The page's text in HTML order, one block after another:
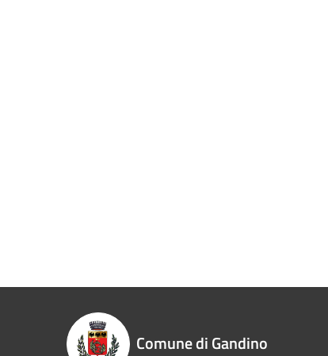
Comune di Gandino